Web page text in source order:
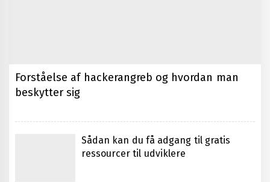
Forståelse af Clairvoyance Priser
Forståelse af hackerangreb og hvordan man
beskytter sig
Sådan kan du få adgang til gratis
ressourcer til udviklere